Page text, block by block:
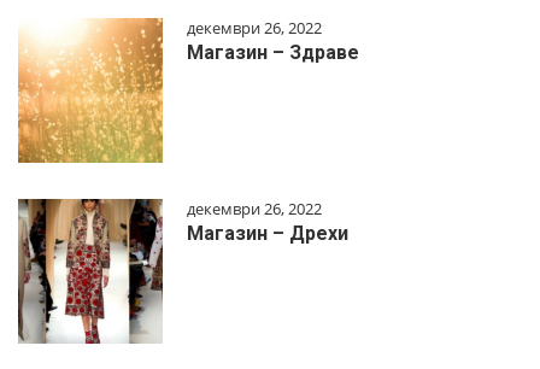
декември 26, 2022
Магазин – Здраве
декември 26, 2022
Магазин – Дрехи